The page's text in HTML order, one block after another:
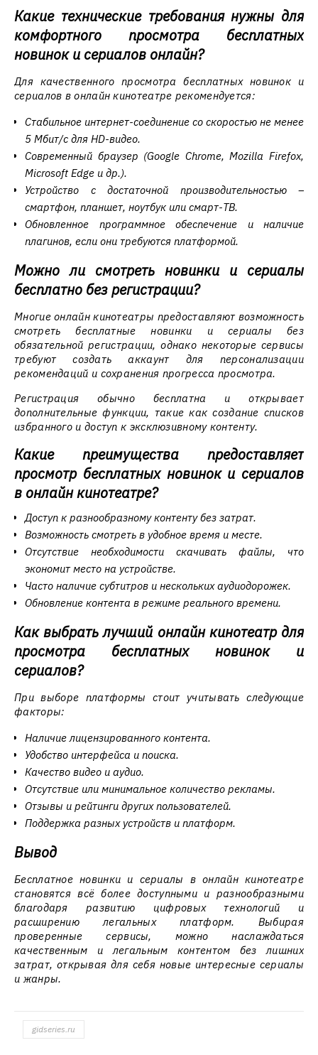
Какие технические требования нужны для
комфортного просмотра бесплатных
новинок и сериалов онлайн?
Для качественного просмотра бесплатных новинок и
сериалов в онлайн кинотеатре рекомендуется:
Стабильное интернет-соединение со скоростью не менее
5 Мбит/с для HD-видео.
Современный браузер (Google Chrome, Mozilla Firefox,
Microsoft Edge и др.).
Устройство с достаточной производительностью –
смартфон, планшет, ноутбук или смарт-ТВ.
Обновленное программное обеспечение и наличие
плагинов, если они требуются платформой.
Можно ли смотреть новинки и сериалы
бесплатно без регистрации?
Многие онлайн кинотеатры предоставляют возможность
смотреть бесплатные новинки и сериалы без
обязательной регистрации, однако некоторые сервисы
требуют создать аккаунт для персонализации
рекомендаций и сохранения прогресса просмотра.
Регистрация обычно бесплатна и открывает
дополнительные функции, такие как создание списков
избранного и доступ к эксклюзивному контенту.
Какие преимущества предоставляет
просмотр бесплатных новинок и сериалов
в онлайн кинотеатре?
Доступ к разнообразному контенту без затрат.
Возможность смотреть в удобное время и месте.
Отсутствие необходимости скачивать файлы, что
экономит место на устройстве.
Часто наличие субтитров и нескольких аудиодорожек.
Обновление контента в режиме реального времени.
Как выбрать лучший онлайн кинотеатр для
просмотра бесплатных новинок и
сериалов?
При выборе платформы стоит учитывать следующие
факторы:
Наличие лицензированного контента.
Удобство интерфейса и поиска.
Качество видео и аудио.
Отсутствие или минимальное количество рекламы.
Отзывы и рейтинги других пользователей.
Поддержка разных устройств и платформ.
Вывод
Бесплатное новинки и сериалы в онлайн кинотеатре
становятся всё более доступными и разнообразными
благодаря развитию цифровых технологий и
расширению легальных платформ. Выбирая
проверенные сервисы, можно наслаждаться
качественным и легальным контентом без лишних
затрат, открывая для себя новые интересные сериалы
и жанры.
gidseries.ru